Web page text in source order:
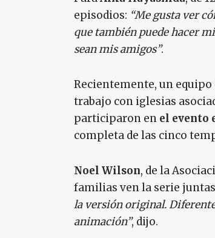
episodios: “Me gusta ver
que también puede hacer
sean mis amigos”.
Recientemente, un equipo
trabajo con iglesias
participaron en el evento
completa de las cinco
Noel Wilson, de la
familias ven la serie
la versión original.
animación”, dijo.